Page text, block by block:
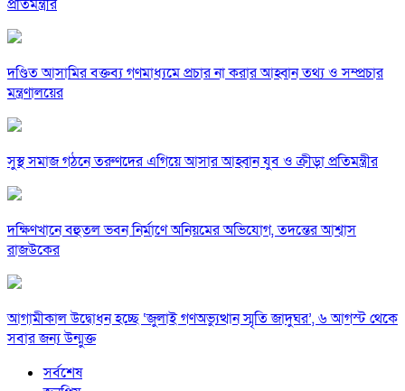
প্রতিমন্ত্রীর
দণ্ডিত আসামির বক্তব্য গণমাধ্যমে প্রচার না করার আহ্বান তথ্য ও সম্প্রচার
মন্ত্রণালয়ের
সুস্থ সমাজ গঠনে তরুণদের এগিয়ে আসার আহ্বান যুব ও ক্রীড়া প্রতিমন্ত্রীর
দক্ষিণখানে বহুতল ভবন নির্মাণে অনিয়মের অভিযোগ, তদন্তের আশ্বাস
রাজউকের
আগামীকাল উদ্বোধন হচ্ছে ‘জুলাই গণঅভ্যুত্থান স্মৃতি জাদুঘর’, ৬ আগস্ট থেকে
সবার জন্য উন্মুক্ত
সর্বশেষ